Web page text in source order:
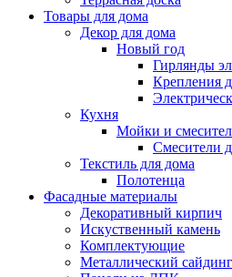
Товары для дома
Декор для дома
Новый год
Гирлянды
Крепления
Кухня
Мойки и
Смесители
Текстиль для дома
Полотенца
Фасадные материалы
Декоративный кирпич
Искуственный камень
Комплектующие
Металлический сайдинг